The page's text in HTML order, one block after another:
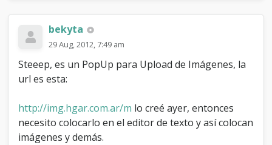
bekyta
29 Aug, 2012, 7:49 am
Steeep, es un PopUp para Upload de Imágenes, la
url es esta:
http://img.hgar.com.ar/m lo creé ayer, entonces
necesito colocarlo en el editor de texto y así colocan
imágenes y demás.